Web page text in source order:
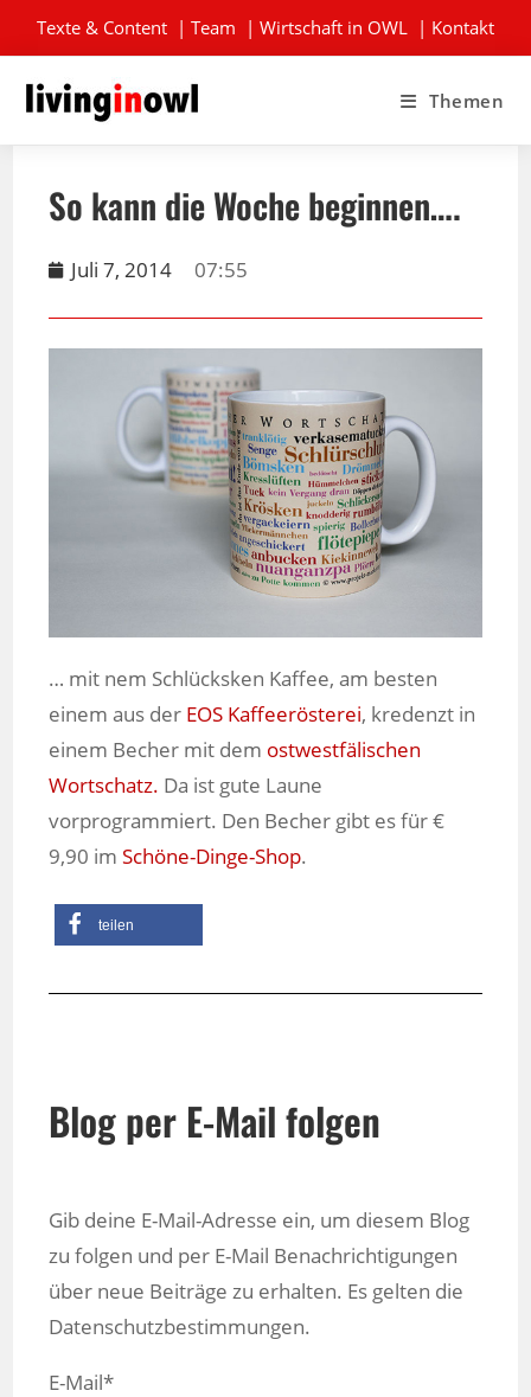
Texte & Content | Team | Wirtschaft in OWL | Kontakt
Themen
So kann die Woche beginnen….
Juli 7, 2014 07:55
… mit nem Schlücksken Kaffee, am besten
einem aus der EOS Kaffeerösterei, kredenzt in
einem Becher mit dem ostwestfälischen
Wortschatz. Da ist gute Laune
vorprogrammiert. Den Becher gibt es für €
9,90 imSchöne-Dinge-Shop.
teilen
Blog per E-Mail folgen
Gib deine E-Mail-Adresse ein, um diesem Blog
zu folgen und per E-Mail Benachrichtigungen
über neue Beiträge zu erhalten. Es gelten die
Datenschutzbestimmungen.
E-Mail*